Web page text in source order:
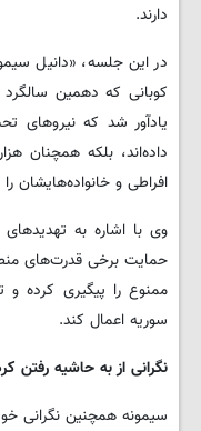
دارند.
در این جلسه، «دانیل
کوبانی که دهمین
یادآور شد که نیروهای
داده‌اند، بلکه همچنان
افراطی و خانواده‌هایشان
وی با اشاره به
حمایت برخی قدرت‌های
ممنوع را پیگیری کرده
سوریه اعمال کند.
نگرانی از به حاشیه رفتن
سیمونه همچنین نگرانی